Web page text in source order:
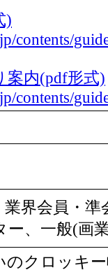
)
contents/
案内(pdf形式)
contents/
界会員・準
ー、一般(画
のクロッキ